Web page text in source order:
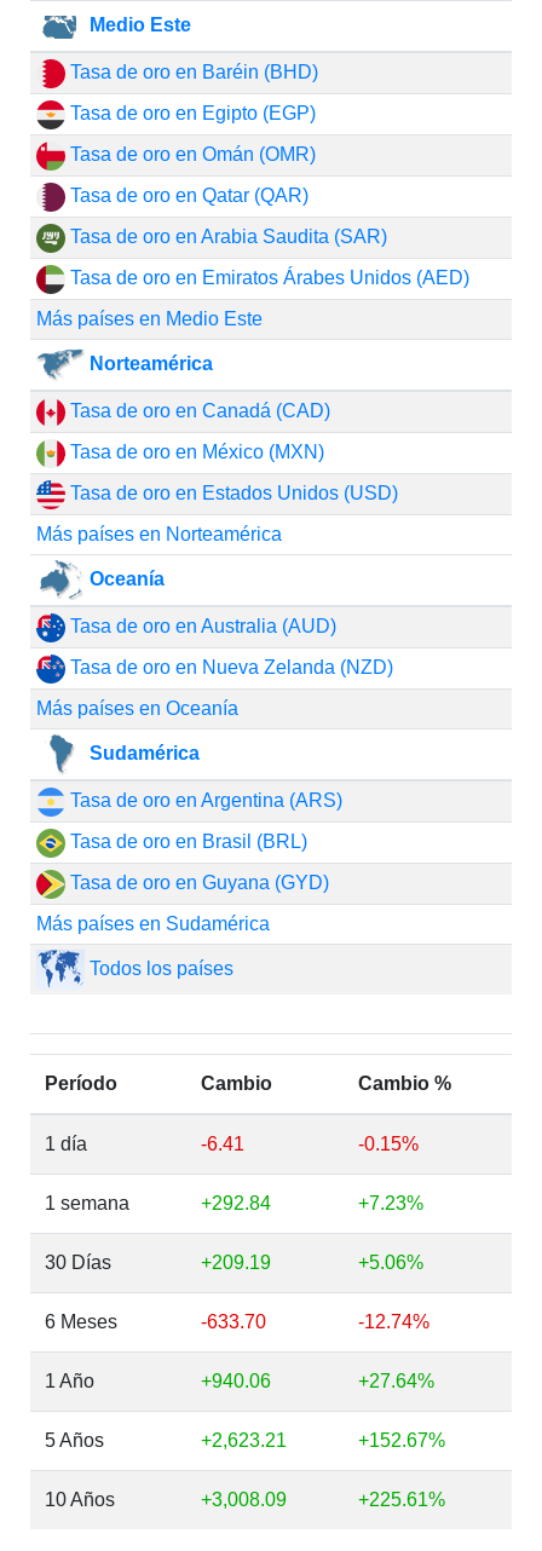
Medio Este
Tasa de oro en Baréin (BHD)
Tasa de oro en Egipto (EGP)
Tasa de oro en Omán (OMR)
Tasa de oro en Qatar (QAR)
Tasa de oro en Arabia Saudita (SAR)
Tasa de oro en Emiratos Árabes Unidos (AED)
Más países en Medio Este
Norteamérica
Tasa de oro en Canadá (CAD)
Tasa de oro en México (MXN)
Tasa de oro en Estados Unidos (USD)
Más países en Norteamérica
Oceanía
Tasa de oro en Australia (AUD)
Tasa de oro en Nueva Zelanda (NZD)
Más países en Oceanía
Sudamérica
Tasa de oro en Argentina (ARS)
Tasa de oro en Brasil (BRL)
Tasa de oro en Guyana (GYD)
Más países en Sudamérica
Todos los países
Período Cambio Cambio %
1 día -6.41 -0.15%
1 semana +292.84 +7.23%
30 Días +209.19 +5.06%
6 Meses -633.70 -12.74%
1 Año +940.06 +27.64%
5 Años +2,623.21 +152.67%
10 Años +3,008.09 +225.61%